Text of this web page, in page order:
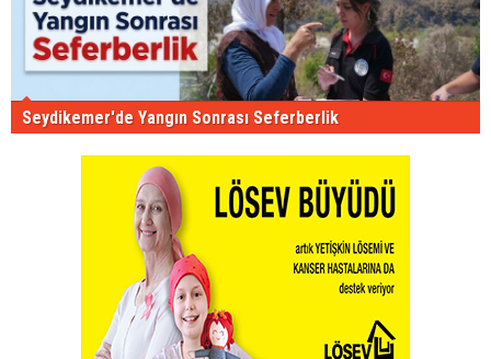
Seydikemer'de Yangın Sonrası Seferberlik